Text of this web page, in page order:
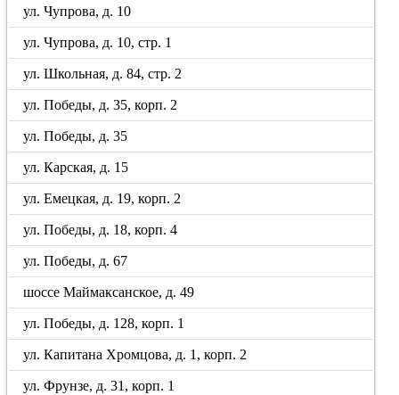
ул. Чупрова, д. 10
ул. Чупрова, д. 10, стр. 1
ул. Школьная, д. 84, стр. 2
ул. Победы, д. 35, корп. 2
ул. Победы, д. 35
ул. Карская, д. 15
ул. Емецкая, д. 19, корп. 2
ул. Победы, д. 18, корп. 4
ул. Победы, д. 67
шоссе Маймаксанское, д. 49
ул. Победы, д. 128, корп. 1
ул. Капитана Хромцова, д. 1, корп. 2
ул. Фрунзе, д. 31, корп. 1